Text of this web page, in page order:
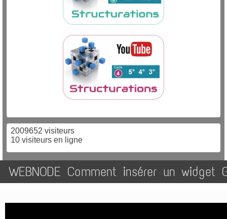
2009652 visiteurs
10 visiteurs en ligne
WEBNODE Comment insérer un widget